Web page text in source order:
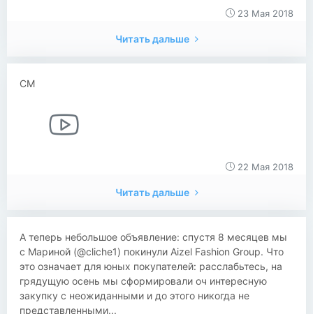
23 Мая 2018
Читать дальше
CM
22 Мая 2018
Читать дальше
А теперь небольшое объявление: спустя 8 месяцев мы
с Мариной (@cliche1) покинули Aizel Fashion Group. Что
это означает для юных покупателей: расслабьтесь, на
грядущую осень мы сформировали оч интересную
закупку с неожиданными и до этого никогда не
представленными...